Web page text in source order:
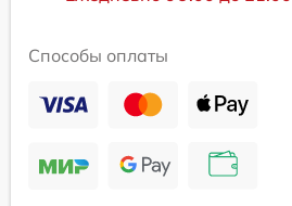
Способы оплаты